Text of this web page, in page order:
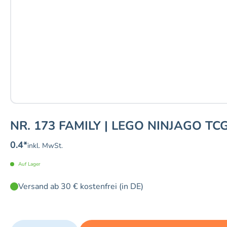
NR. 173 FAMILY | LEGO NINJAGO
0.4*inkl. MwSt.
Auf Lager
Versand ab 30 € kostenfrei (in DE)
Quantity